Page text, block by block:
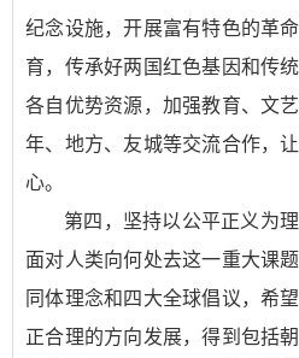
纪念设施，开展富有特色的革
育，传承好两国红色基因和传
各自优势资源，加强教育、文
年、地方、友城等交流合作，
心。
第四，坚持以公平正义为
面对人类向何处去这一重大课
同体理念和四大全球倡议，希
正合理的方向发展，得到包括